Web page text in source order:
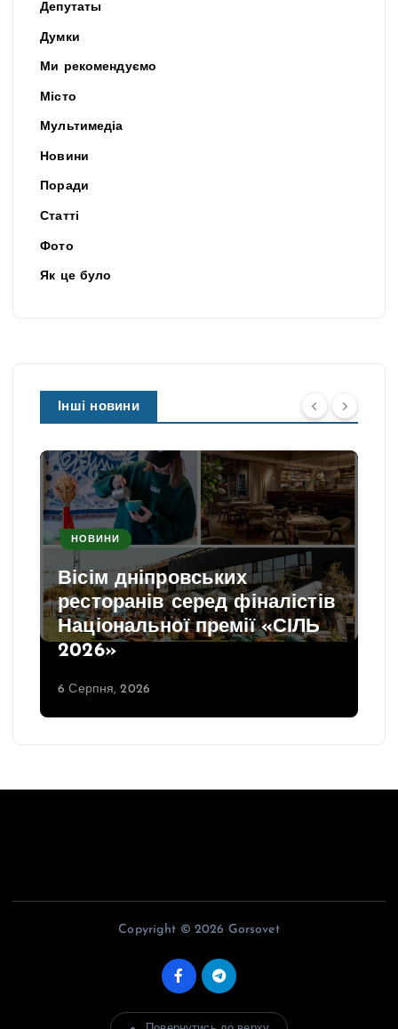
Депутаты
Думки
Ми рекомендуємо
Місто
Мультимедіа
Новини
Поради
Статті
Фото
Як це було
Інші новини
НОВИНИ
Вісім дніпровських
ресторанів серед фіналістів
Національної премії «СІЛЬ
2026»
6 Серпня, 2026
Copyright © 2026 Gorsovet